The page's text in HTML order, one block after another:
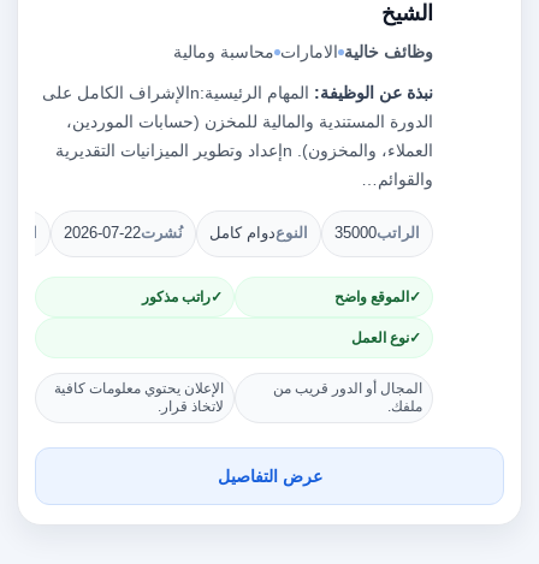
الشيخ
وظائف خالية الامارات محاسبة ومالية
نبذة عن الوظيفة:
المهام الرئيسية:nالإشراف الكامل على
الدورة المستندية والمالية للمخزن (حسابات الموردين،
العملاء، والمخزون). nإعداد وتطوير الميزانيات التقديرية
والقوائم…
الراتب35000 النوعدوام كامل نُشرت2026-07-22
الموقع واضح راتب مذكور
نوع العمل
المجال أو الدور قريب من
ملفك.
الإعلان يحتوي معلومات كافية
لاتخاذ قرار.
عرض التفاصيل